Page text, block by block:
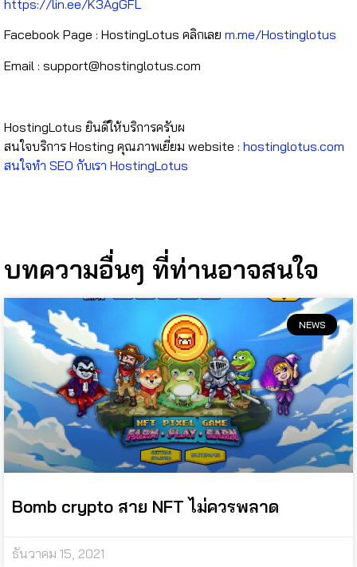
https://lin.ee/K3AgGFL
Facebook Page : HostingLotus คลิกเลย m.me/Hostinglotus
Email : support@hostinglotus.com
HostingLotus ยินดีให้บริการครับผ⠀⠀⠀
สนใจบริการ Hosting คุณภาพเยี่ยม website : hostinglotus.com
สนใจทำ SEO กับเรา HostingLotus
บทความอื่นๆ ที่ท่านอาจสนใจ
NEWS
Bomb crypto สาย NFT ไม่ควรพลาด
ธันวาคม 15, 2021